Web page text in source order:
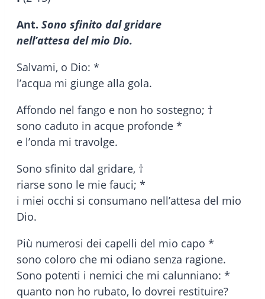
Ant. Sono sfinito dal gridare
nell’attesa del mio Dio.
Salvami, o Dio: *
l’acqua mi giunge alla gola.
Affondo nel fango e non ho sostegno; †
sono caduto in acque profonde *
e l’onda mi travolge.
Sono sfinito dal gridare, †
riarse sono le mie fauci; *
i miei occhi si consumano nell’attesa del mio
Dio.
Più numerosi dei capelli del mio capo *
sono coloro che mi odiano senza ragione.
Sono potenti i nemici che mi calunniano: *
quanto non ho rubato, lo dovrei restituire?